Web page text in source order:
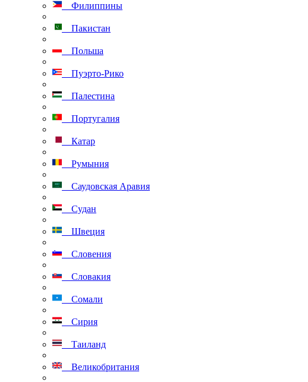
Филиппины
Пакистан
Польша
Пуэрто-Рико
Палестина
Португалия
Катар
Румыния
Саудовская Аравия
Судан
Швеция
Словения
Словакия
Сомали
Сирия
Таиланд
Великобритания